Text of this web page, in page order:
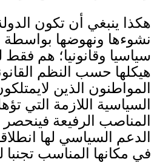
هكذا ينبغي أن تكون
نشوءها ونهوضها بواسطة
سياسيا وقانونيا؛ هم
هيكلها حسب النظم
المواطنون الذين
السياسية اللازمة التي
المناصب الرفيعة
الدعم السياسي لها
في مكانها المناسب